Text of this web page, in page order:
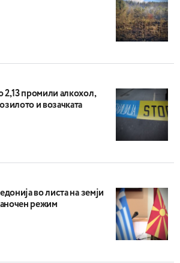
2,13 промили алкохол,
и возачката
во листа на земји
режим